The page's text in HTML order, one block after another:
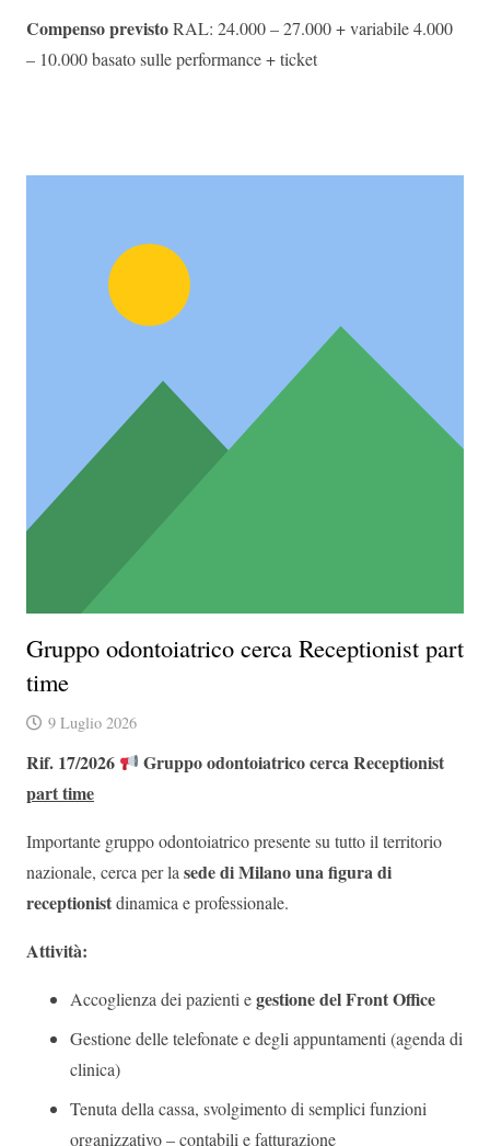
Compenso previstoRAL: 24.000 – 27.000 + variabile 4.000
– 10.000 basato sulle performance + ticket
Gruppo odontoiatrico cerca Receptionist part
time
9 Luglio 2026
Rif. 17/2026
Gruppo odontoiatrico cerca Receptionist
part time
Importante gruppo odontoiatrico presente su tutto il territorio
nazionale, cerca per la sede di Milano una figura di
receptionistdinamica e professionale.
Attività:
Accoglienza dei pazienti egestione del Front Office
Gestione delle telefonate e degli appuntamenti (agenda di
clinica)
Tenuta della cassa, svolgimento di semplici funzioni
organizzativo – contabili e fatturazione